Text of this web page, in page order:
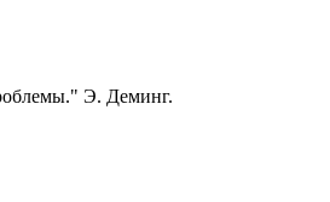
Э. Деминг.